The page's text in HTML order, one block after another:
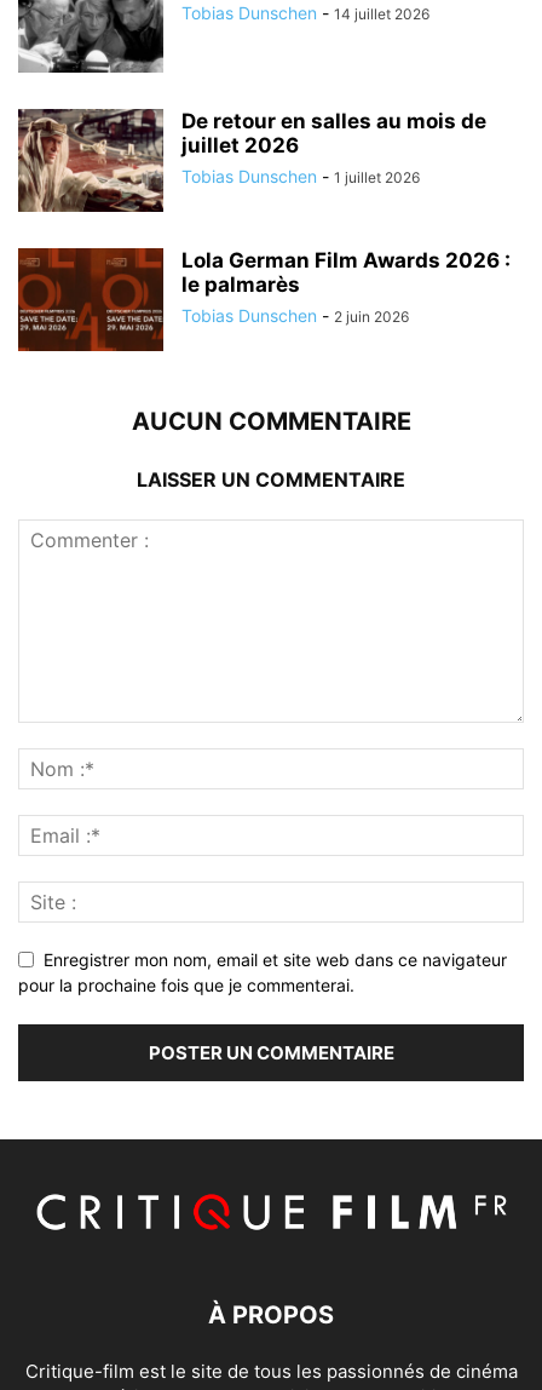
Tobias Dunschen - 14 juillet 2026
De retour en salles au mois de
juillet 2026
Tobias Dunschen - 1 juillet 2026
Lola German Film Awards 2026 :
le palmarès
Tobias Dunschen - 2 juin 2026
AUCUN COMMENTAIRE
LAISSER UN COMMENTAIRE
Enregistrer mon nom, email et site web dans ce navigateur
pour la prochaine fois que je commenterai.
À PROPOS
Critique-film est le site de tous les passionnés de cinéma